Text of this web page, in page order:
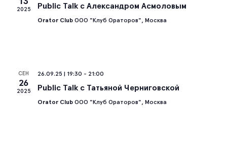
2025 Public Talk c Александром Асмоловым
Orator Club ООО "Клуб Ораторов", Москва
СЕН
26
2025
26.09.25 | 19:30 - 21:00
Public Talk c Татьяной Черниговской
Orator Club ООО "Клуб Ораторов", Москва